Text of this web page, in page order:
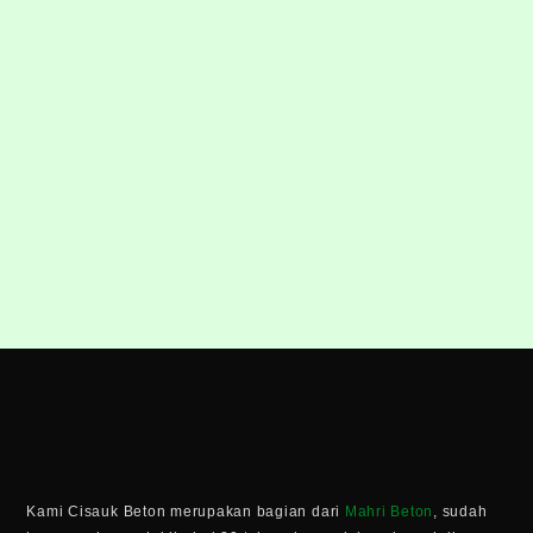
Kami Cisauk Beton merupakan bagian dari Mahri Beton
, sudah